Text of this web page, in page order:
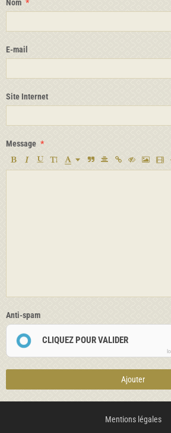
Nom
E-mail
Site Internet
Message
Anti-spam
CLIQUEZ POUR VALIDER
Ajouter
Mentions légales